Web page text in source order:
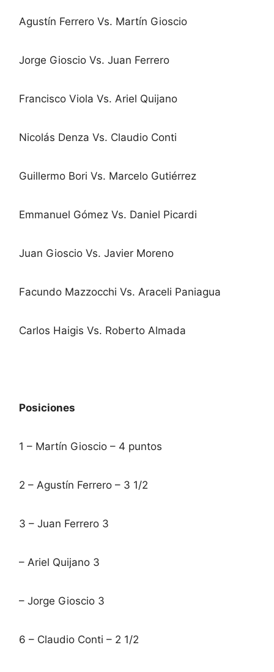
Agustín Ferrero Vs. Martín Gioscio
Jorge Gioscio Vs. Juan Ferrero
Francisco Viola Vs. Ariel Quijano
Nicolás Denza Vs. Claudio Conti
Guillermo Bori Vs. Marcelo Gutiérrez
Emmanuel Gómez Vs. Daniel Picardi
Juan Gioscio Vs. Javier Moreno
Facundo Mazzocchi Vs. Araceli Paniagua
Carlos Haigis Vs. Roberto Almada
Posiciones
1 – Martín Gioscio – 4 puntos
2 – Agustín Ferrero – 3 1/2
3 – Juan Ferrero 3
– Ariel Quijano 3
– Jorge Gioscio 3
6 – Claudio Conti – 2 1/2